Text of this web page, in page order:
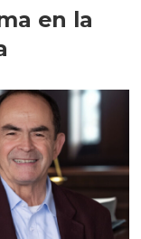
en la